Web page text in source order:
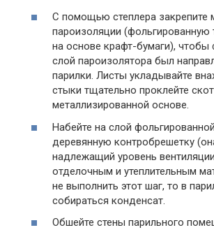
С помощью степлера закрепите
пароизоляции
на основе крафт-бумаги), чтобы
слой пароизолятора был
парилки. Листы укладывайте
стыки тщательно проклейте
металлизированной основе.
Набейте на слой
деревянную контробрешетку
надлежащий уровень
отделочным и утеплительным
не выполнить этот шаг, то в
собираться конденсат.
Обшейте стены парильного